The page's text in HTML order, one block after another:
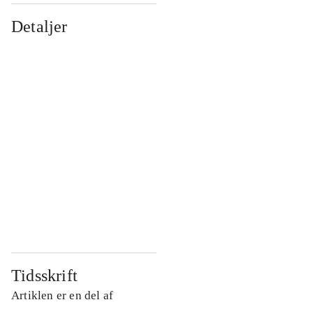
Detaljer
Tidsskrift
Artiklen er en del af